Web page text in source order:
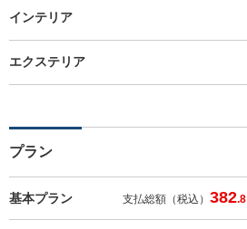
インテリア
エクステリア
プラン
基本プラン 支払総額（税込）382.8